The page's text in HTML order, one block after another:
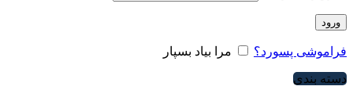
ورود
فراموشی پسورد؟ مرا بیاد بسپار
دسته بندی